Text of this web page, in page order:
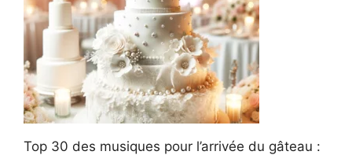
Top 30 des musiques pour l’arrivée du gâteau :